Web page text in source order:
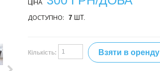
ЦІНА
ДОСТУПНО: 7ШТ.
Кількість: Взяти в оренду